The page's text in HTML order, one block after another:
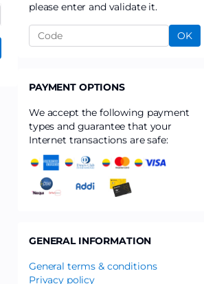
please enter and validate it.
OK
PAYMENT OPTIONS
We accept the following payment
types and guarantee that your
Internet transactions are safe:
GENERAL INFORMATION
General terms & conditions
Privacy policy